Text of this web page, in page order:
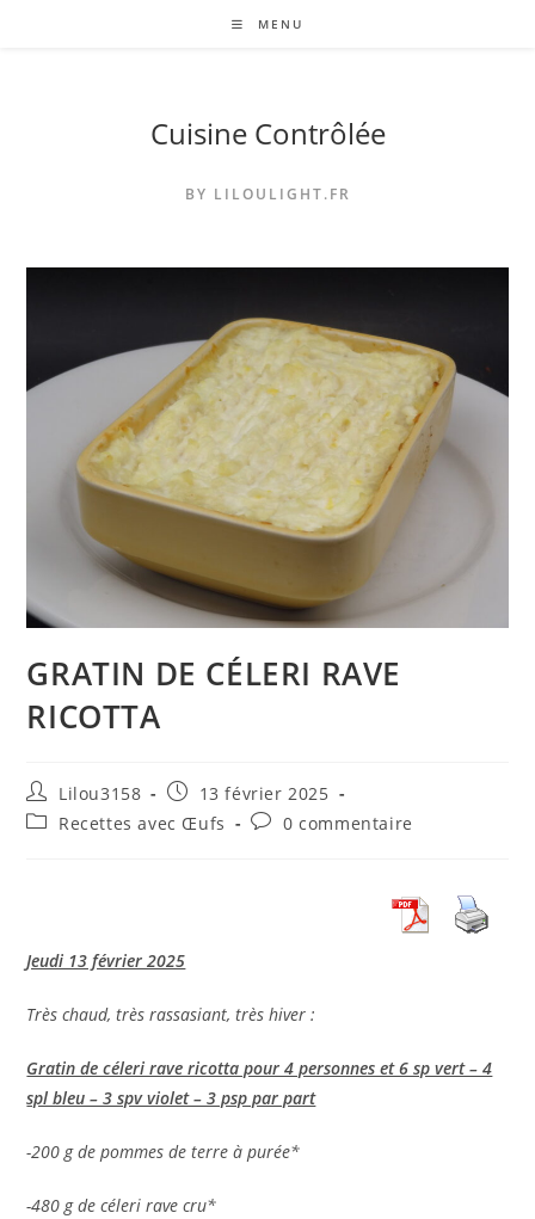
MENU
Cuisine Contrôlée
BY LILOULIGHT.FR
GRATIN DE CÉLERI RAVE
RICOTTA
Auteur/autrice
de
Lilou3158
Publication
publiée :
13 février 2025
PostRecettes avec Œufs
Commentaires
0 commentaire
Jeudi 13 février 2025
Très chaud, très rassasiant, très hiver :
Gratin de céleri rave ricotta pour 4 personnes et 6 sp vert – 4
spl bleu – 3 spv violet – 3 psp par part
-200 g de pommes de terre à purée*
-480 g de céleri rave cru*